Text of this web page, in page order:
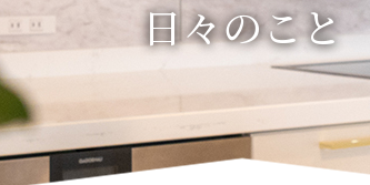
日々のこと